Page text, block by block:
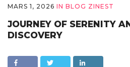
MARS 1, 2026 IN BLOG ZINEST
JOURNEY OF SERENITY
DISCOVERY